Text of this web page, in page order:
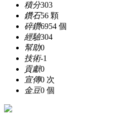
積分303
鑽石56 顆
碎鑽6954 個
經驗304
幫助0
技術-1
貢獻0
宣傳0 次
金豆0 個